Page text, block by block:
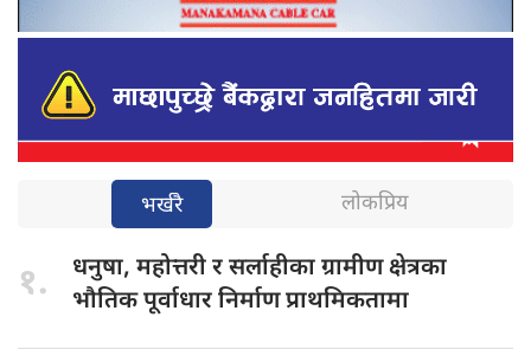
भर्खरै लोकप्रिय
१. धनुषा, महोत्तरीर सर्लाहीका ग्रामीण क्षेत्रका
भौतिक पूर्वाधार निर्माण प्राथमिकतामा